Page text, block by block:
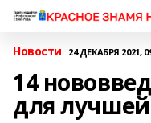
Новости 24 ДЕКАБРЯ 2021,
14
для